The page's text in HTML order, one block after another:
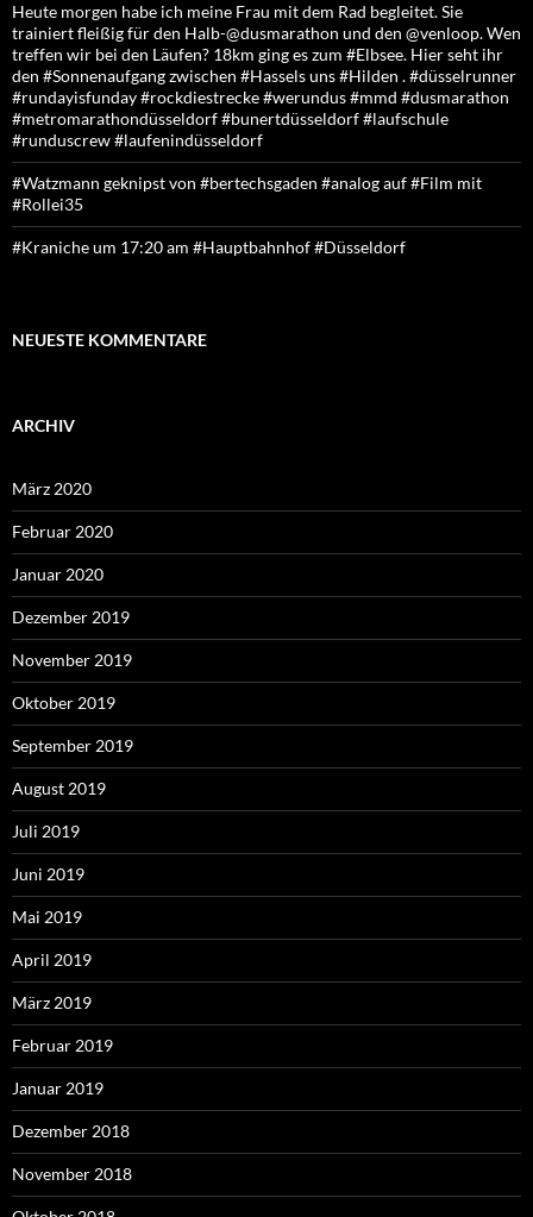
Heute morgen habe ich meine Frau mit dem Rad begleitet. Sie
trainiert fleißig für den Halb-@dusmarathon und den @venloop. Wen
treffen wir bei den Läufen? 18km ging es zum #Elbsee. Hier seht ihr
den #Sonnenaufgang zwischen #Hassels uns #Hilden . #düsselrunner
#rundayisfunday #rockdiestrecke #werundus #mmd #dusmarathon
#metromarathondüsseldorf #bunertdüsseldorf #laufschule
#runduscrew #laufenindüsseldorf
#Watzmann geknipst von #bertechsgaden #analog auf #Film mit
#Rollei35
#Kraniche um 17:20 am #Hauptbahnhof #Düsseldorf
NEUESTE KOMMENTARE
ARCHIV
März 2020
Februar 2020
Januar 2020
Dezember 2019
November 2019
Oktober 2019
September 2019
August 2019
Juli 2019
Juni 2019
Mai 2019
April 2019
März 2019
Februar 2019
Januar 2019
Dezember 2018
November 2018